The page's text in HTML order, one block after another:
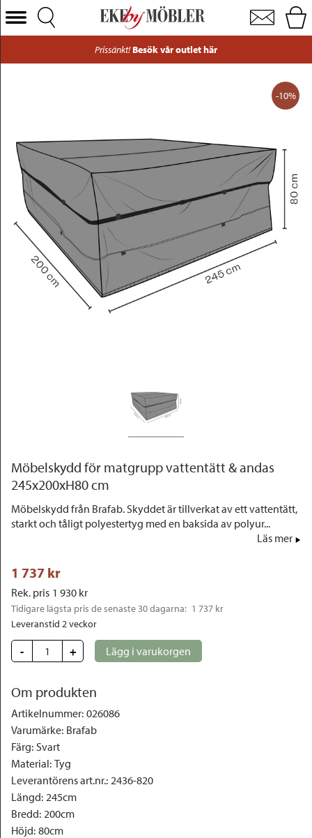
Möbelskydd för matgrupp vattentätt & andas 245x200xH80 cm
Välj Kategori
Sängar
Förvaring
Inredning
Mattor
Belysning
Utemöbler
Prissänkt! Besök vår outlet här
-10%
Möbelskydd för matgrupp vattentätt & andas
245x200xH80 cm
Möbelskydd från Brafab. Skyddet är tillverkat av ett vattentätt,
starkt och tåligt polyestertyg med en baksida av polyur...
Läs mer
1 737 kr
Rek. pris 1 930 kr
Tidigare lägsta pris de senaste 30 dagarna: 1 737 kr
Leveranstid 2 veckor
- + Lägg i varukorgen
Om produkten
Artikelnummer: 026086
Varumärke: Brafab
Färg: Svart
Material: Tyg
Leverantörens art.nr.: 2436-820
Längd: 245cm
Bredd: 200cm
Höjd: 80cm